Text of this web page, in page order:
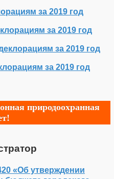
за 2019 год
за 2019 год
за 2019 год
за 2019 год
природоохранная
«Об утверждении